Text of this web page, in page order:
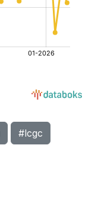
#lcgc